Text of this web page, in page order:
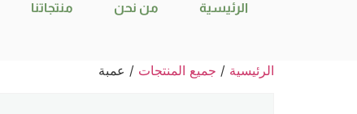
الرئيسية من نحن منتجاتنا
الرئيسية / جميع المنتجات / عمبة